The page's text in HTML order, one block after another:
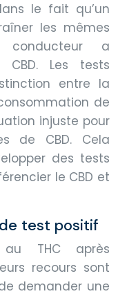
le fait qu’un
les mêmes
a
CBD. Les tests
entre la
de
injuste pour
de CBD. Cela
des tests
le CBD et
test positif
THC après
recours sont
demander une